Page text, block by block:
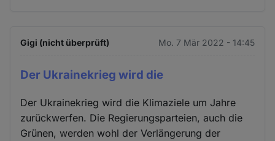
Gigi (nicht überprüft) Mo. 7 Mär 2022 - 14:45
Der Ukrainekrieg wird die
Der Ukrainekrieg wird die Klimaziele um Jahre
zurückwerfen. Die Regierungsparteien, auch die
Grünen, werden wohl der Verlängerung der